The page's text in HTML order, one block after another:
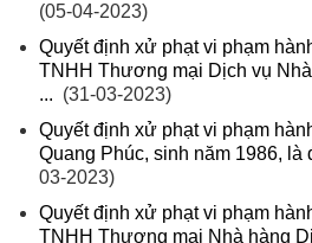
(05-04-2023)
Quyết định xử phạt vi phạm
TNHH Thương mại Dịch vụ
... (31-03-2023)
Quyết định xử phạt vi phạm
Quang Phúc, sinh năm 1986, là
03-2023)
Quyết định xử phạt vi phạm
TNHH Thương mại Nhà hàng